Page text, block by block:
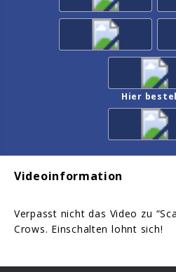
Hier
Videoinformation
Verpasst nicht das Video zu
Crows. Einschalten lohnt sich!